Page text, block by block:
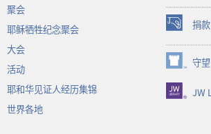
聚会
耶稣牺牲纪念聚会
大会
活动
耶和华见证人经历集锦
世界各地
捐款
（打
开
新
窗
口）
守
（打
开
新
JW